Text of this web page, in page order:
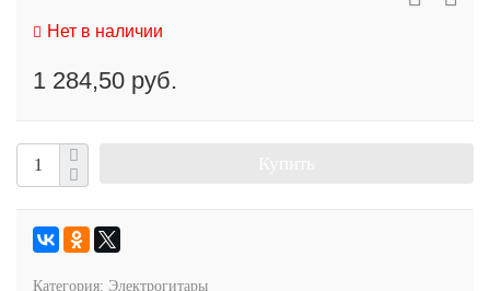
Нет в наличии
1 284,50 руб.
Категория: Электрогитары